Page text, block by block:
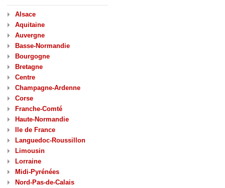
Alsace
Aquitaine
Auvergne
Basse-Normandie
Bourgogne
Bretagne
Centre
Champagne-Ardenne
Corse
Franche-Comté
Haute-Normandie
Ile de France
Languedoc-Roussillon
Limousin
Lorraine
Midi-Pyrénées
Nord-Pas-de-Calais